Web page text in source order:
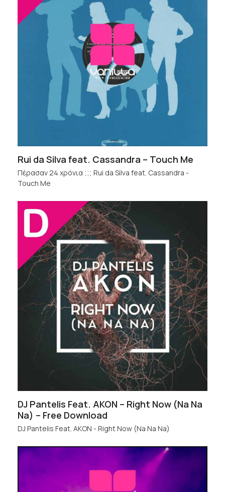
Rui da Silva feat. Cassandra – Touch Me
Πέρασαν 24 χρόνια ;;; Rui da Silva feat. Cassandra -
Touch Me
DJ Pantelis Feat. AKON – Right Now (Na Na
Na) – Free Download
DJ Pantelis Feat. AKON - Right Now (Na Na Na)